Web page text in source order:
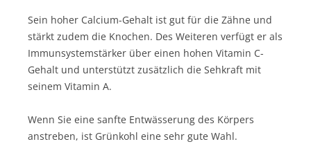
Sein hoher Calcium-Gehalt ist gut für die Zähne und
stärkt zudem die Knochen. Des Weiteren verfügt er als
Immunsystemstärker über einen hohen Vitamin C-
Gehalt und unterstützt zusätzlich die Sehkraft mit
seinem Vitamin A.
Wenn Sie eine sanfte Entwässerung des Körpers
anstreben, ist Grünkohl eine sehr gute Wahl.